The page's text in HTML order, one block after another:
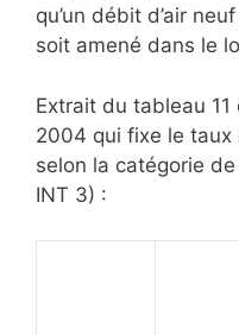
qu’un débit d’air
soit amené dans le
Extrait du tableau
2004 qui fixe le taux
selon la catégorie
INT 3) :